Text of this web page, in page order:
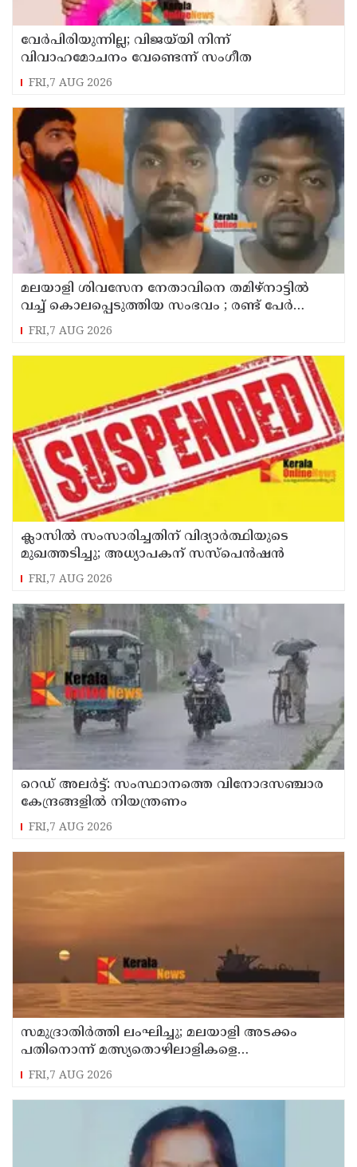
വേർപിരിയുന്നില്ല; വിജയ്‍യി നിന്ന്
വിവാഹമോചനം വേണ്ടെന്ന് സംഗീത
FRI,7 AUG 2026
മലയാളി ശിവസേന നേതാവിനെ തമിഴ്നാട്ടിൽ
വച്ച് കൊലപ്പെടുത്തിയ സംഭവം ; രണ്ട് പേർ
പിടിയിൽ
FRI,7 AUG 2026
ക്ലാസിൽ സംസാരിച്ചതിന് വിദ്യാര്‍ത്ഥിയുടെ
മുഖത്തടിച്ചു; അധ്യാപകന് സസ്പെൻഷൻ
FRI,7 AUG 2026
റെഡ് അലർട്ട്: സംസ്ഥാനത്തെ വിനോദസഞ്ചാര
കേന്ദ്രങ്ങളിൽ നിയന്ത്രണം
FRI,7 AUG 2026
സമുദ്രാതിർത്തി ലംഘിച്ചു; മലയാളി അടക്കം
പതിനൊന്ന് മത്സ്യതൊഴിലാളികളെ
കസ്റ്റഡിയിലെടുത്ത് ശ്രീലങ്കൻ നാവികസേന
FRI,7 AUG 2026